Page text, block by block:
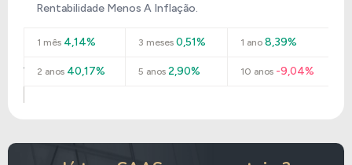
Rentabilidade Menos A Inflação.
1 mês 4,14% 3 meses 0,51% 1 ano8,39%
2 anos 40,17% 5 anos 2,90% 10 anos-9,04%